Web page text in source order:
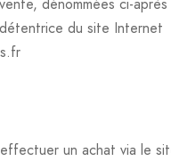
détentrice du site Internet
un achat via le